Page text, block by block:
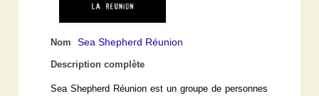
Nom Sea Shepherd Réunion
Description complète
Sea Shepherd Réunion est un groupe de personnes